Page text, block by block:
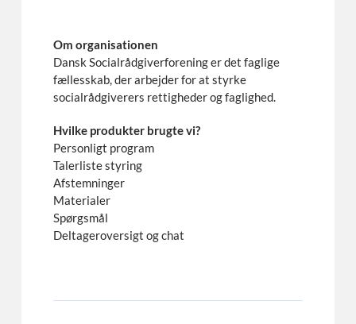
Om organisationen
Dansk Socialrådgiverforening er det faglige
fællesskab, der arbejder for at styrke
socialrådgiverers rettigheder og faglighed.
Hvilke produkter brugte vi?
Personligt program
Talerliste styring
Afstemninger
Materialer
Spørgsmål
Deltageroversigt og chat